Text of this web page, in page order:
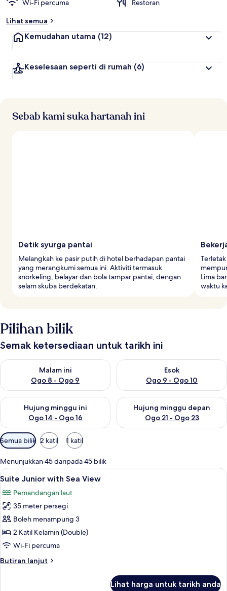
Wi-Fi percuma
Restoran
Lihat semua
Kemudahan utama (12)
Keselesaan seperti di rumah (6)
Sebab kami suka hartanah ini
Detik syurga pantai
Melangkah ke pasir putih di hotel berhadapan pantai
yang merangkumi semua ini. Aktiviti termasuk
snorkeling, belayar dan bola tampar pantai, dengan
selam skuba berdekatan.
Lima
waktu
Pilihan bilik
Semak ketersediaan untuk tarikh ini
Malam ini
Ogo 8 - Ogo 9
Semak ketersediaan untuk malam ini Ogo 8 - Ogo 9
Esok
Ogo 9 - Ogo 10
Semak ketersediaan untuk
Hujung minggu ini
Ogo 14 - Ogo 16
Semak ketersediaan untuk hujung minggu ini Ogo 14 - Ogo 16
Hujung minggu depan
Ogo 21 - Ogo 23
Semak ketersediaan untuk
Penapis
yang
tersedia
untuk
bilik
Semua bilik 2 katil 1 katil
Menunjukkan 45 daripada 45 bilik
Lihat
semua
foto
untuk
Suite
Junior
with
View
Bar mini, peti besi dalam bilik,
2
Suite Junior with Sea View
Pemandangan laut
35 meter persegi
Boleh menampung 3
2 Katil Kelamin (Double)
Wi-Fi percuma
Butiran lanjut
Butiran
Lihat harga untuk tarikh anda